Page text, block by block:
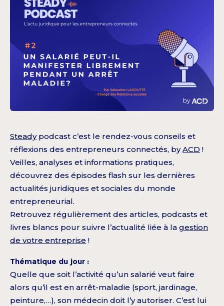
Steadypodcast c’est le rendez-vous conseils et
réflexions des entrepreneurs connectés, byACD !
Veilles, analyses et informations pratiques,
découvrez des épisodes flash sur les dernières
actualités juridiques et sociales du monde
entrepreneurial.
Retrouvez régulièrement des articles, podcasts et
livres blancs pour suivre l’actualité liée à la gestion
de votre entreprise !
Thématique du jour :
Quelle que soit l’activité qu’un salarié veut faire
alors qu’il est en arrêt-maladie (sport, jardinage,
peinture,…), son médecin doit l’y autoriser. C’est lui